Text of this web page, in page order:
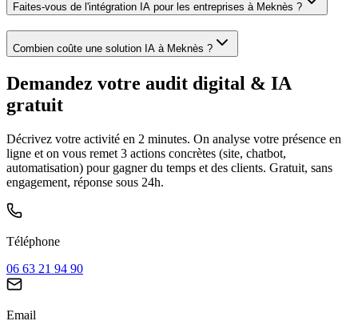
Faites-vous de l'intégration IA pour les entreprises à Meknès ?
Combien coûte une solution IA à Meknès ?
Demandez votre audit digital & IA
gratuit
Décrivez votre activité en 2 minutes. On analyse votre présence en
ligne et on vous remet 3 actions concrètes (site, chatbot,
automatisation) pour gagner du temps et des clients. Gratuit, sans
engagement, réponse sous 24h.
Téléphone
06 63 21 94 90
Email